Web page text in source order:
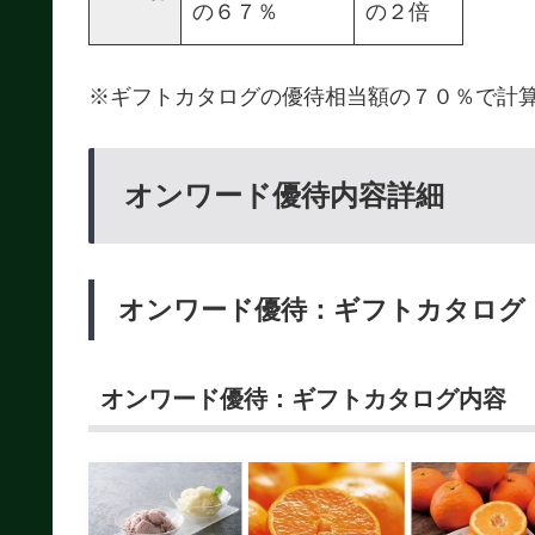
の６７％
の２倍
※ギフトカタログの優待相当額の７０％で計
オンワード優待内容詳細
オンワード優待：ギフトカタログ
オンワード優待：ギフトカタログ内容